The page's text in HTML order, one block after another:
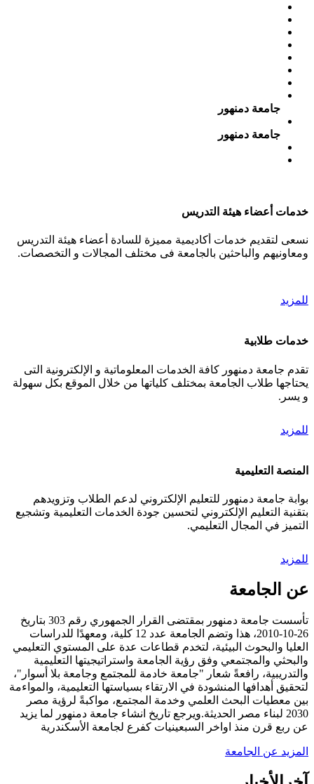
جامعة دمنهور
جامعة دمنهور
خدمات أعضاء هيئة التدريس
نسعى لتقديم خدمات أكاديمية مميزة للسادة أعضاء هيئة التدريس
ومعاونيهم والباحثين بالجامعة فى مختلف المجالات و التخصصات.
للمزيد
خدمات طلابية
تقدم جامعة دمنهور كافة الخدمات المعلوماتية و الإلكترونية التى
يحتاجها طلاب الجامعة بمختلف كلياتها من خلال الموقع بكل سهولة
و يسر.
للمزيد
المنصة التعليمية
بوابة جامعة دمنهور للتعليم الإلكتروني لدعم الطلاب وتزويدهم
بتقنية التعليم الإلكتروني لتحسين جودة الخدمات التعليمية وتشجيع
التميز في المجال التعليمي.
للمزيد
عن الجامعة
تأسست جامعة دمنهور بمقتضى القرار الجمهوري رقم 303 بتاريخ
26-10-2010، هذا وتضم الجامعة عدد 12 كلية، ومعهدًا للدراسات
العليا والبحوث البيئية، لتخدم قطاعات عدة على المستوي التعليمي
والبحثي والمجتمعي وفق رؤية الجامعة واستراتيجيتها التعليمية
والتدريبية، رافعةً شعار "جامعة خادمة للمجتمع وجامعة بلا أسوار"،
لتحقيق أهدافها المنشودة في الارتقاء بسياستها التعليمية، والمواءمة
بين معطيات البحث العلمي وخدمة المجتمع، مواكبةً لرؤية مصر
2030 لبناء مصر الحديثة.ويرجع تاريخ انشاء جامعة دمنهور لما يزيد
عن ربع قرن منذ اواخر السبعينيات كفرع لجامعة الأسكندرية
المزيد عن الجامعة